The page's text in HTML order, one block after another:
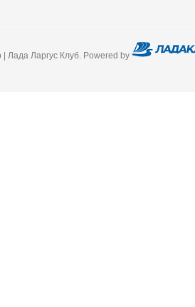
Лада Ларгус Клуб. Powered by